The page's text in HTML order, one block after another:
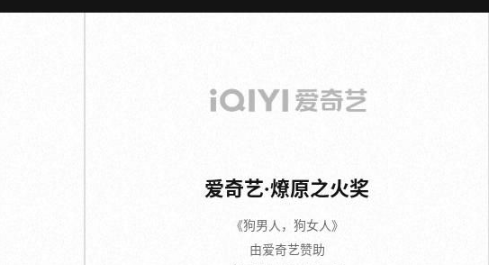
爱奇艺·燎原之火奖
《狗男人，狗女人》
由爱奇艺赞助